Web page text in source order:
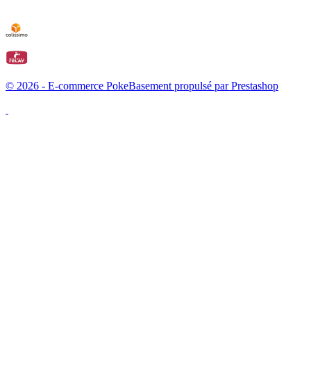
© 2026 - E-commerce PokeBasement propulsé par Prestashop